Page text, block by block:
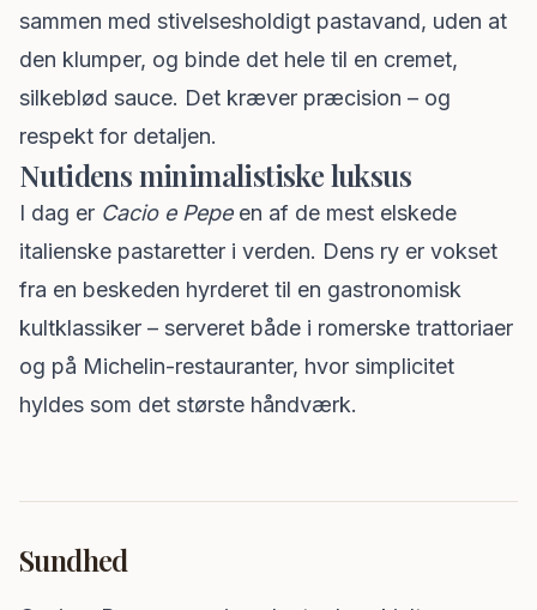
sammen med stivelsesholdigt pastavand, uden at
den klumper, og binde det hele til en cremet,
silkeblød sauce. Det kræver præcision – og
respekt for detaljen.
Nutidens minimalistiske luksus
I dag er Cacio e Pepeen af de mest elskede
italienske pastaretter i verden. Dens ry er vokset
fra en beskeden hyrderet til en gastronomisk
kultklassiker – serveret både i romerske trattoriaer
og på Michelin-restauranter, hvor simplicitet
hyldes som det største håndværk.
Sundhed